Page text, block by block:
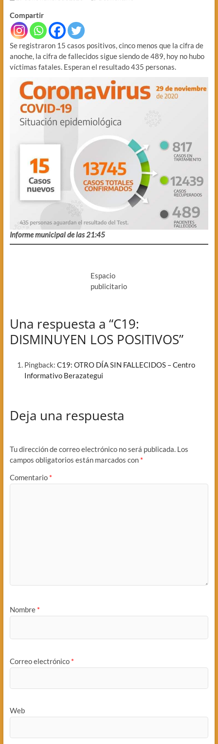
Compartir
Se registraron 15 casos positivos, cinco menos que la cifra de
anoche, la cifra de fallecidos sigue siendo de 489, hoy no hubo
víctimas fatales. Esperan el resultado 435 personas.
Informe municipal de las 21:45
Espacio
publicitario
Una respuesta a “C19:
DISMINUYEN LOS POSITIVOS”
Pingback: C19: OTRO DÍA SIN FALLECIDOS – Centro
Informativo Berazategui
Deja una respuesta
Tu dirección de correo electrónico no será publicada. Los
campos obligatorios están marcados con *
Comentario *
Nombre *
Correo electrónico *
Web